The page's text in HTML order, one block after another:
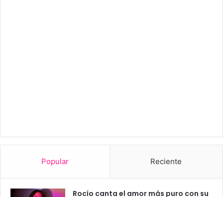
Popular Reciente
Rocío canta el amor más puro con su